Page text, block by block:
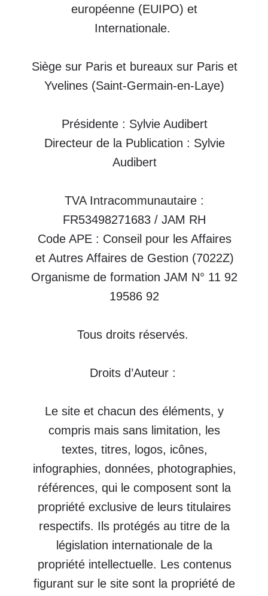
Directeur de la Publication : Sylvie
Audibert
FR53498271683 / JAM RH
Code APE : Conseil pour les Affaires
19586 92
Tous droits réservés.
Le site et chacun des éléments, y
compris mais sans limitation, les
textes, titres, logos, icônes,
infographies, données, photographies,
références, qui le composent sont la
propriété exclusive de leurs titulaires
législation internationale de la
figurant sur le site sont la propriété de
la marque AUDERE, déposée à l’INPI
utilisation, reproduction totale ou
quelque support que ce soit, de tout
ou partie du site et/ou des éléments
qui le composent n'est pas autorisée
sans le consentement expresse de
Sylvie Audibert, ce sans quoi ils sont
du Code de la Propriété Intellectuelle.
Les marques et logos figuratifs
utilisées sont des marques (semi-
figuratives ou non) déposées.
création du site ne donne aucune